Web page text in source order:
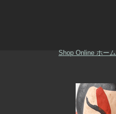
Shop Online ホーム